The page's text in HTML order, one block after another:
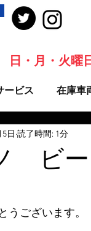
ービス 在庫車
・月・火曜
ビ
日 読了時間: 1分
うございます。